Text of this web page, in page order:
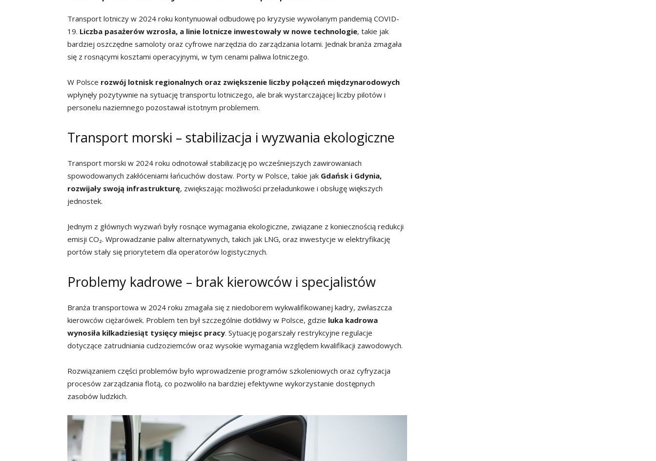
Transport lotniczy w 2024 roku kontynuował odbudowę po kryzysie wywołanym pandemią COVID-
19. Liczba pasażerów wzrosła, a linie lotnicze inwestowały w nowe technologie, takie jak
bardziej oszczędne samoloty oraz cyfrowe narzędzia do zarządzania lotami. Jednak branża zmagała
się z rosnącymi kosztami operacyjnymi, w tym cenami paliwa lotniczego.
W Polsce rozwój lotnisk regionalnych oraz zwiększenie liczby połączeń międzynarodowych
wpłynęły pozytywnie na sytuację transportu lotniczego, ale brak wystarczającej liczby pilotów i
personelu naziemnego pozostawał istotnym problemem.
Transport morski – stabilizacja i wyzwania ekologiczne
Transport morski w 2024 roku odnotował stabilizację po wcześniejszych zawirowaniach
spowodowanych zakłóceniami łańcuchów dostaw. Porty w Polsce, takie jak Gdańsk i Gdynia,
rozwijały swoją infrastrukturę, zwiększając możliwości przeładunkowe i obsługę większych
jednostek.
Jednym z głównych wyzwań były rosnące wymagania ekologiczne, związane z koniecznością redukcji
emisji CO₂. Wprowadzanie paliw alternatywnych, takich jak LNG, oraz inwestycje w elektryfikację
portów stały się priorytetem dla operatorów logistycznych.
Problemy kadrowe – brak kierowców i specjalistów
Branża transportowa w 2024 roku zmagała się z niedoborem wykwalifikowanej kadry, zwłaszcza
kierowców ciężarówek. Problem ten był szczególnie dotkliwy w Polsce, gdzie luka kadrowa
wynosiła kilkadziesiąt tysięcy miejsc pracy. Sytuację pogarszały restrykcyjne regulacje
dotyczące zatrudniania cudzoziemców oraz wysokie wymagania względem kwalifikacji zawodowych.
Rozwiązaniem części problemów było wprowadzenie programów szkoleniowych oraz cyfryzacja
procesów zarządzania flotą, co pozwoliło na bardziej efektywne wykorzystanie dostępnych
zasobów ludzkich.